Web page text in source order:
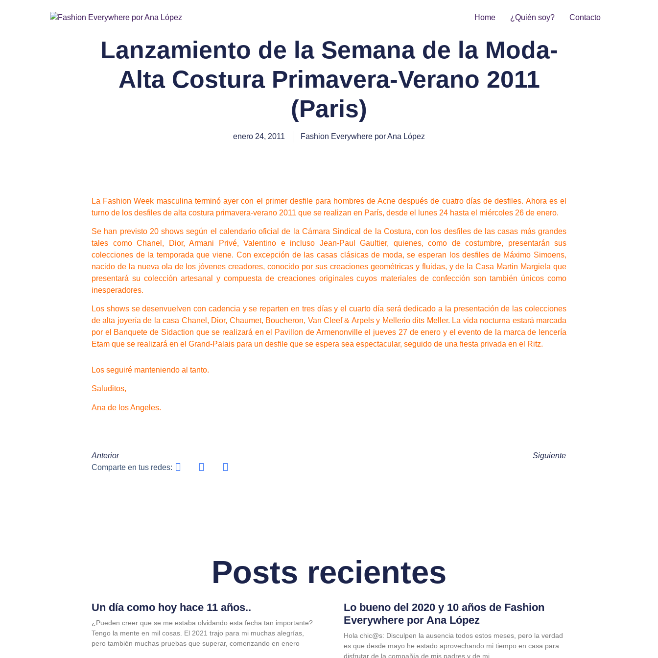
Home ¿Quién soy? Contacto
Lanzamiento de la Semana de la Moda-
Alta Costura Primavera-Verano 2011
(Paris)
enero 24, 2011 Fashion Everywhere por Ana López
La Fashion Week masculina terminó ayer con el primer desfile para hombres de Acne después de cuatro días de desfiles. Ahora es el
turno de los desfiles de alta costura primavera-verano 2011 que se realizan en París, desde el lunes 24 hasta el miércoles 26 de enero.
Se han previsto 20 shows según el calendario oficial de la Cámara Sindical de la Costura, con los desfiles de las casas más grandes
tales como Chanel, Dior, Armani Privé, Valentino e incluso Jean-Paul Gaultier, quienes, como de costumbre, presentarán sus
colecciones de la temporada que viene. Con excepción de las casas clásicas de moda, se esperan los desfiles de Máximo Simoens,
nacido de la nueva ola de los jóvenes creadores, conocido por sus creaciones geométricas y fluidas, y de la Casa Martin Margiela que
presentará su colección artesanal y compuesta de creaciones originales cuyos materiales de confección son también únicos como
inesperadores.
Los shows se desenvuelven con cadencia y se reparten en tres días y el cuarto día será dedicado a la presentación de las colecciones
de alta joyería de la casa Chanel, Dior, Chaumet, Boucheron, Van Cleef & Arpels y Mellerio dits Meller. La vida nocturna estará marcada
por el Banquete de Sidaction que se realizará en el Pavillon de Armenonville el jueves 27 de enero y el evento de la marca de lencería
Etam que se realizará en el Grand-Palais para un desfile que se espera sea espectacular, seguido de una fiesta privada en el Ritz.
Los seguiré manteniendo al tanto.
Saluditos,
Ana de los Angeles.
Anterior
Siguiente
Comparte en tus redes:
Posts recientes
Un día como hoy hace 11 años..
¿Pueden creer que se me estaba olvidando esta fecha tan importante?
Tengo la mente en mil cosas. El 2021 trajo para mi muchas alegrías,
pero también muchas pruebas que superar, comenzando en enero
Lo bueno del 2020 y 10 años de Fashion
Everywhere por Ana López
Hola chic@s: Disculpen la ausencia todos estos meses, pero la verdad
es que desde mayo he estado aprovechando mi tiempo en casa para
disfrutar de la compañía de mis padres y de mi